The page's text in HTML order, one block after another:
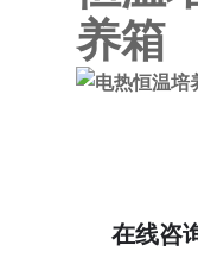
在线咨